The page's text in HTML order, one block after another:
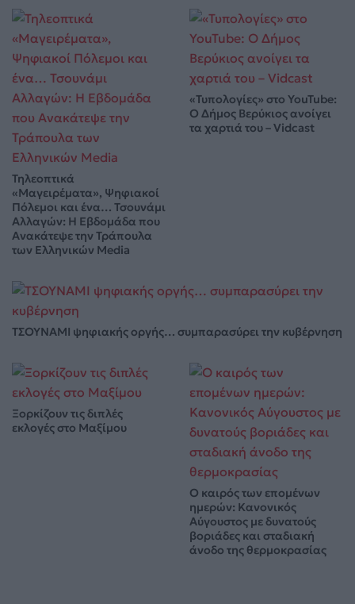
Τηλεοπτικά
«Μαγειρέματα», Ψηφιακοί
Πόλεμοι και ένα… Τσουνάμι
Αλλαγών: Η Εβδομάδα που
Ανακάτεψε την Τράπουλα
των Ελληνικών Media
«Τυπολογίες» στο YouTube:
Ο Δήμος Βερύκιος ανοίγει
τα χαρτιά του – Vidcast
ΤΣΟΥΝΑΜΙ ψηφιακής οργής… συμπαρασύρει την κυβέρνηση
Ξορκίζουν τις διπλές
εκλογές στο Μαξίμου
Ο καιρός των επομένων
ημερών: Κανονικός
Αύγουστος με δυνατούς
βοριάδες και σταδιακή
άνοδο της θερμοκρασίας